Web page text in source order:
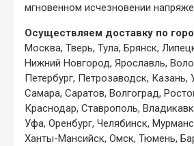
мгновенном исчезновении
Осуществляем доставку по
Москва, Тверь, Тула, Брянск,
Нижний Новгород, Ярославль,
Петербург, Петрозаводск, Казань,
Самара, Саратов, Волгоград,
Краснодар, Ставрополь,
Уфа, Оренбург, Челябинск,
Ханты-Мансийск, Омск, Тюмень,